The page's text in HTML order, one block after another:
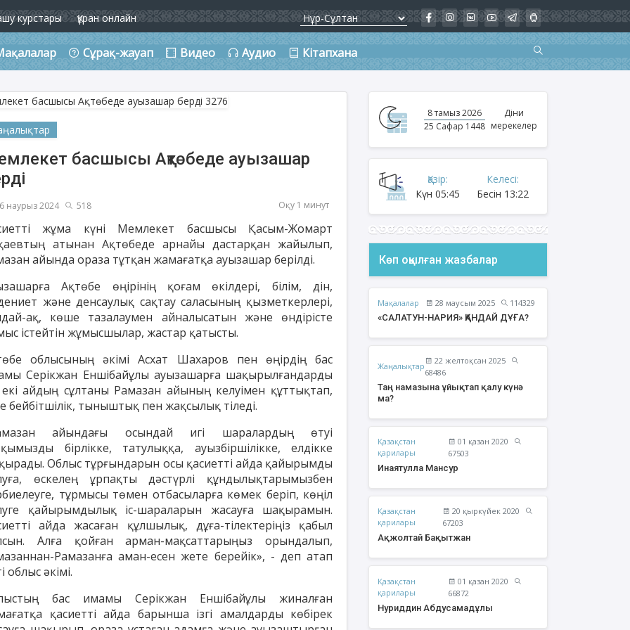
курстары Құран онлайн
Сұрақ-жауап Видео Аудио Кітапхана
Бекжан
Жұмабаев Данияр
Әлимұхамедұлы
Ақжолтай Бақытжан
Әбішев Қуаныш
басшысы Ақтөбеде ауызашар
наурыз 2024 518 Оқу 1 минут
жұма күні Мемлекет басшысы Қасым-Жомарт
атынан Ақтөбеде арнайы дастарқан жайылып,
айында ораза тұтқан жамағатқа ауызашар берілді.
Ақтөбе өңірінің қоғам өкілдері, білім, дін,
және денсаулық сақтау саласының қызметкерлері,
ақ, көше тазалаумен айналысатын және өндірісте
істейтін жұмысшылар, жастар қатысты.
облысының әкімі Асхат Шахаров пен өңірдің бас
Серікжан Еншібайұлы ауызашарға шақырылғандарды
айдың сұлтаны Рамазан айының келуімен құттықтап,
бейбітшілік, тыныштық пен жақсылық тіледі.
айындағы осындай игі шаралардың өтуі
бірлікке, татулыққа, ауызбіршілікке, елдікке
Облыс тұрғындарын осы қасиетті айда қайырымды
өскелең ұрпақты дәстүрлі құндылықтарымызбен
тұрмысы төмен отбасыларға көмек беріп, көңіл
қайырымдылық іс-шараларын жасауға шақырамын.
айда жасаған құлшылық, дұға-тілектеріңіз қабыл
Алға қойған арман-мақсаттарыңыз орындалып,
Рамазанға аман-есен жете берейік», - деп атап
облыс әкімі.
бас имамы Серікжан Еншібайұлы жиналған
қасиетті айда барынша ізгі амалдарды көбірек
8 тамыз 2026
25 Сафар 1448
Діни
мерекелер
Қазір:
Күн 05:45
Келесі:
Бесін 13:22
Көп оқылған жазбалар
Мақалалар 28 маусым 2025
114329
«САЛАТУН-НАРИЯ» ҚАНДАЙ ДҰҒА?
Жаңалықтар
22 желтоқсан 2025
68486
Таң намазына ұйықтап қалу күнә
ма?
Қазақстан
қарилары
01 қазан 2020
67503
Инаятулла Мансур
Қазақстан
қарилары
20 қыркүйек 2020
67203
Ақжолтай Бақытжан
Қазақстан
қарилары
01 қазан 2020
66872
Нуриддин Абдусамадұлы